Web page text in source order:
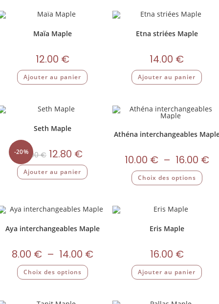
Maïa Maple
12.00 €
Ajouter au panier
Etna striées Maple
14.00 €
Ajouter au panier
-20%
Seth Maple
16.00€ 12.80 €
Ajouter au panier
Athéna interchangeables
10.00 € – 16.00 €
Choix des options
Aya interchangeables Maple
8.00 € – 14.00 €
Choix des options
Eris Maple
16.00 €
Ajouter au panier